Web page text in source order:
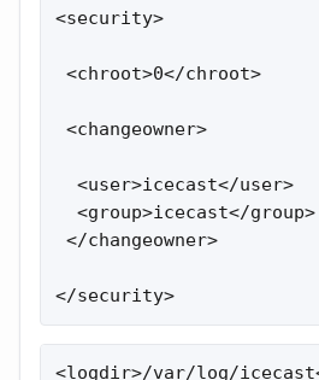
<security>
<chroot>0</chroot>
<changeowner>
  <user>icecast</user>
  <group>icecast</group>
</changeowner>
</security>
<logdir>/var/log/